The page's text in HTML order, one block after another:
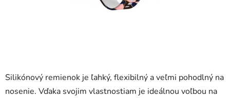
Silikónový remienok je ľahký, flexibilný a veľmi pohodlný na
nosenie. Vďaka svojim vlastnostiam je ideálnou voľbou na